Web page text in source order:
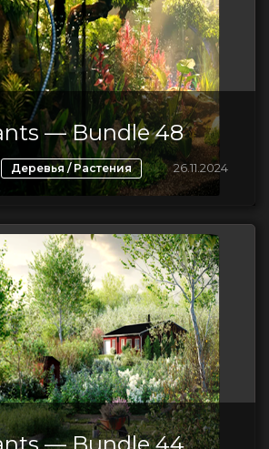
— Bundle 48
Деревья / Растения 26.11.2024